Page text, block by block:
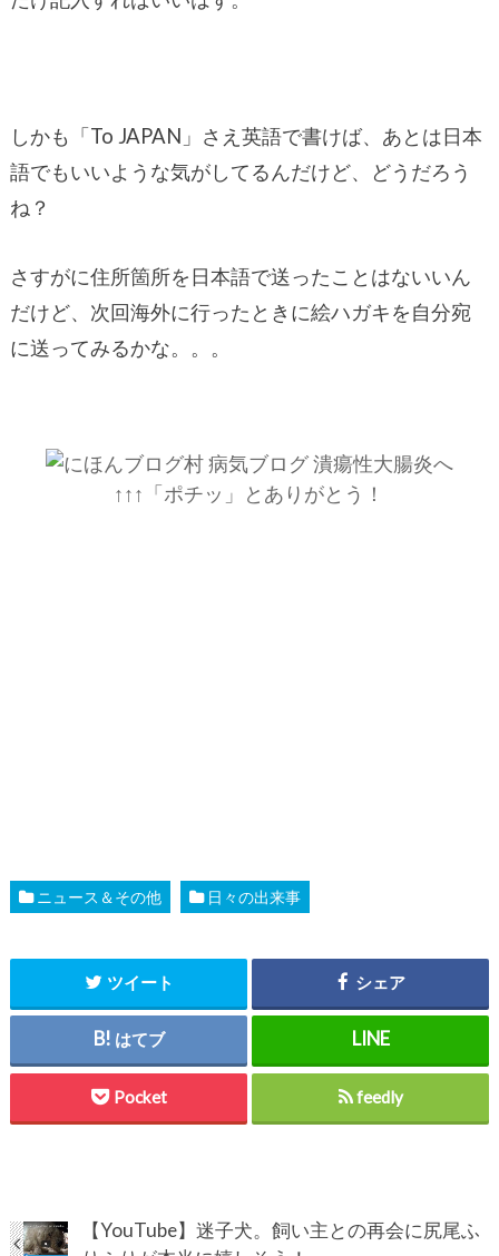
しかも「To JAPAN」さえ英語で書けば、あとは日本
語でもいいような気がしてるんだけど、どうだろう
ね？
さすがに住所箇所を日本語で送ったことはないいん
だけど、次回海外に行ったときに絵ハガキを自分宛
に送ってみるかな。。。
↑↑↑「ポチッ」とありがとう！
ニュース＆その他 日々の出来事
ツイート シェア
はてブ
Pocket feedly
【YouTube】迷子犬。飼い主との再会に尻尾ふ